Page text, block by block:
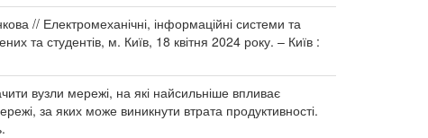
// Електромеханічні, інформаційні системи та
та студентів, м. Київ, 18 квітня 2024 року. – Київ :
вузли мережі, на які найсильніше впливає
за яких може виникнути втрата продуктивності.